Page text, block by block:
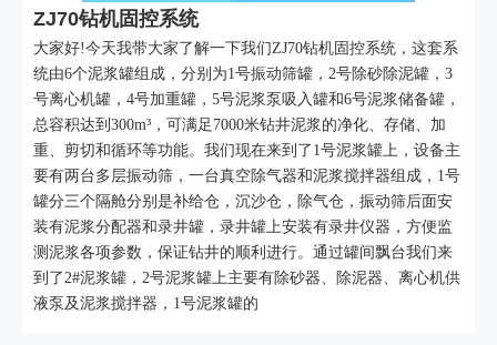
ZJ70钻机固控系统
大家好!今天我带大家了解一下我们ZJ70钻机固控系统，这套系
统由6个泥浆罐组成，分别为1号振动筛罐，2号除砂除泥罐，3
号离心机罐，4号加重罐，5号泥浆泵吸入罐和6号泥浆储备罐，
总容积达到300m³，可满足7000米钻井泥浆的净化、存储、加
重、剪切和循环等功能。我们现在来到了1号泥浆罐上，设备主
要有两台多层振动筛，一台真空除气器和泥浆搅拌器组成，1号
罐分三个隔舱分别是补给仓，沉沙仓，除气仓，振动筛后面安
装有泥浆分配器和录井罐，录井罐上安装有录井仪器，方便监
测泥浆各项参数，保证钻井的顺利进行。通过罐间飘台我们来
到了2#泥浆罐，2号泥浆罐上主要有除砂器、除泥器、离心机供
液泵及泥浆搅拌器，1号泥浆罐的